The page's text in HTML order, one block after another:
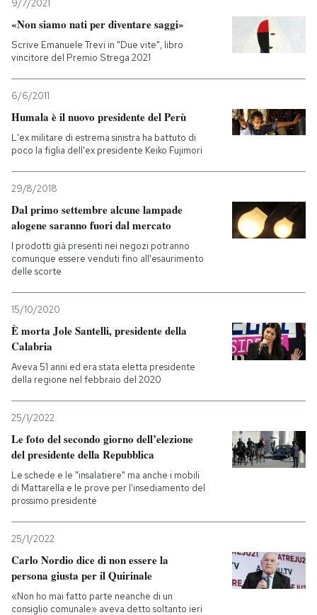
9/7/2021
«Non siamo nati per diventare saggi»
Scrive Emanuele Trevi in "Due vite", libro
vincitore del Premio Strega 2021
6/6/2011
Humala è il nuovo presidente del Perù
L'ex militare di estrema sinistra ha battuto di
poco la figlia dell'ex presidente Keiko Fujimori
29/8/2018
Dal primo settembre alcune lampade
alogene saranno fuori dal mercato
I prodotti già presenti nei negozi potranno
comunque essere venduti fino all'esaurimento
delle scorte
15/10/2020
È morta Jole Santelli, presidente della
Calabria
Aveva 51 anni ed era stata eletta presidente
della regione nel febbraio del 2020
25/1/2022
Le foto del secondo giorno dell’elezione
del presidente della Repubblica
Le schede e le "insalatiere" ma anche i mobili
di Mattarella e le prove per l'insediamento del
prossimo presidente
25/1/2022
Carlo Nordio dice di non essere la
persona giusta per il Quirinale
«Non ho mai fatto parte neanche di un
consiglio comunale» aveva detto soltanto ieri